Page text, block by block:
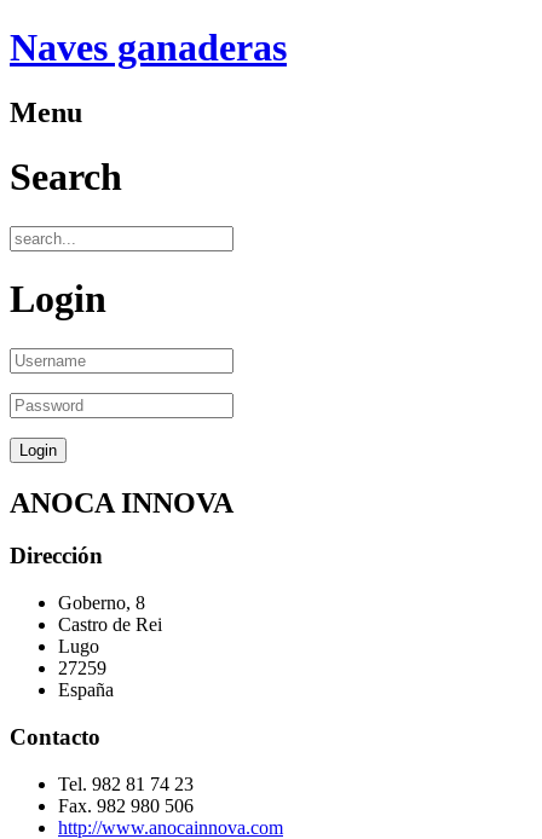
Naves ganaderas
Menu
Search
Login
ANOCA INNOVA
Dirección
Goberno, 8
Castro de Rei
Lugo
27259
España
Contacto
Tel. 982 81 74 23
Fax. 982 980 506
http://www.anocainnova.com